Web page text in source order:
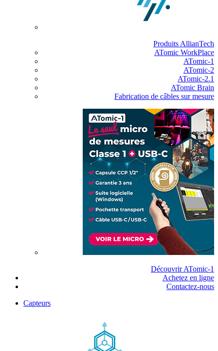
Produits AllianTech
ATomic WorkPlace
ATomic-1
ATomic-2
ATomic-2.1
ATomic Brain
Fabrication de câbles sur mesure
Découvrir ATomic-1
Achetez en ligne
Contactez-nous
Capteurs